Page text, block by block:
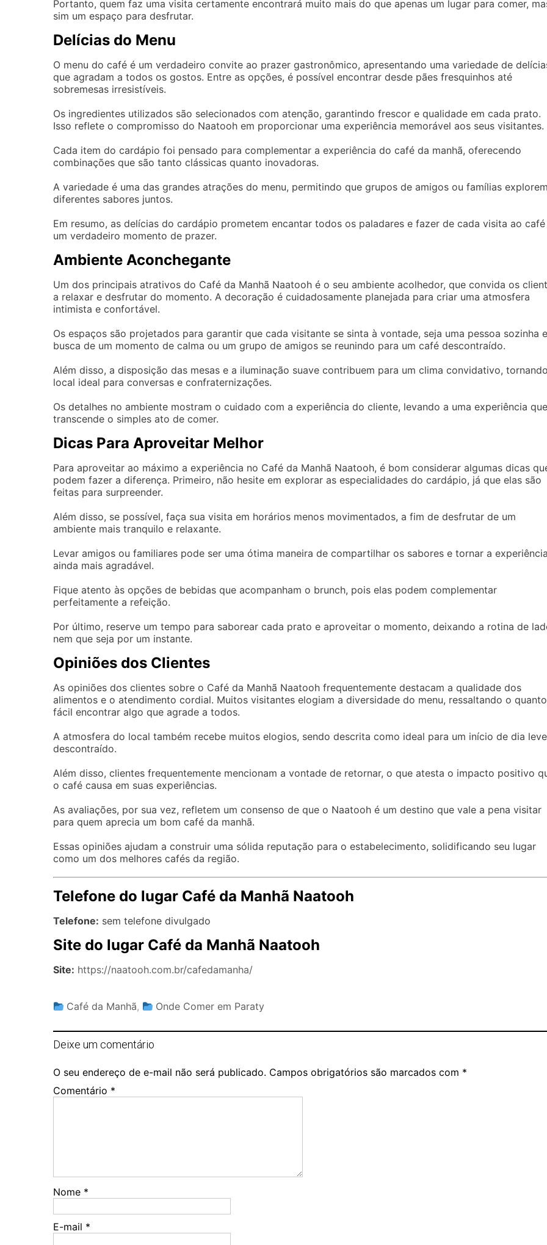
Portanto, quem faz uma visita certamente encontrará muito mais do que apenas um lugar para comer,
sim um espaço para desfrutar.
Delícias do Menu
O menu do café é um verdadeiro convite ao prazer gastronômico, apresentando uma variedade de
que agradam a todos os gostos. Entre as opções, é possível encontrar desde pães fresquinhos até
sobremesas irresistíveis.
Os ingredientes utilizados são selecionados com atenção, garantindo frescor e qualidade em cada prato.
Isso reflete o compromisso do Naatooh em proporcionar uma experiência memorável aos seus visitantes.
Cada item do cardápio foi pensado para complementar a experiência do café da manhã, oferecendo
combinações que são tanto clássicas quanto inovadoras.
A variedade é uma das grandes atrações do menu, permitindo que grupos de amigos ou famílias
diferentes sabores juntos.
Em resumo, as delícias do cardápio prometem encantar todos os paladares e fazer de cada visita ao café
um verdadeiro momento de prazer.
Ambiente Aconchegante
Um dos principais atrativos do Café da Manhã Naatooh é o seu ambiente acolhedor, que convida os
a relaxar e desfrutar do momento. A decoração é cuidadosamente planejada para criar uma atmosfera
intimista e confortável.
Os espaços são projetados para garantir que cada visitante se sinta à vontade, seja uma pessoa sozinha
busca de um momento de calma ou um grupo de amigos se reunindo para um café descontraído.
Além disso, a disposição das mesas e a iluminação suave contribuem para um clima convidativo,
local ideal para conversas e confraternizações.
Os detalhes no ambiente mostram o cuidado com a experiência do cliente, levando a uma experiência que
transcende o simples ato de comer.
Dicas Para Aproveitar Melhor
Para aproveitar ao máximo a experiência no Café da Manhã Naatooh, é bom considerar algumas dicas
podem fazer a diferença. Primeiro, não hesite em explorar as especialidades do cardápio, já que elas são
feitas para surpreender.
Além disso, se possível, faça sua visita em horários menos movimentados, a fim de desfrutar de um
ambiente mais tranquilo e relaxante.
Levar amigos ou familiares pode ser uma ótima maneira de compartilhar os sabores e tornar a
ainda mais agradável.
Fique atento às opções de bebidas que acompanham o brunch, pois elas podem complementar
perfeitamente a refeição.
Por último, reserve um tempo para saborear cada prato e aproveitar o momento, deixando a rotina de
nem que seja por um instante.
Opiniões dos Clientes
As opiniões dos clientes sobre o Café da Manhã Naatooh frequentemente destacam a qualidade dos
alimentos e o atendimento cordial. Muitos visitantes elogiam a diversidade do menu, ressaltando o
fácil encontrar algo que agrade a todos.
A atmosfera do local também recebe muitos elogios, sendo descrita como ideal para um início de dia
descontraído.
Além disso, clientes frequentemente mencionam a vontade de retornar, o que atesta o impacto positivo
o café causa em suas experiências.
As avaliações, por sua vez, refletem um consenso de que o Naatooh é um destino que vale a pena visitar
para quem aprecia um bom café da manhã.
Essas opiniões ajudam a construir uma sólida reputação para o estabelecimento, solidificando seu lugar
como um dos melhores cafés da região.
Telefone do lugar Café da Manhã Naatooh
Telefone: sem telefone divulgado
Site do lugar Café da Manhã Naatooh
Site: https://naatooh.com.br/cafedamanha/
Café da Manhã, Onde Comer em Paraty
Deixe um comentário
O seu endereço de e-mail não será publicado. Campos obrigatórios são marcados com *
Comentário *
Nome *
E-mail *